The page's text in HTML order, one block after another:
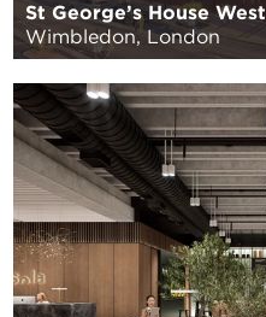
St George’s House West
Wimbledon, London